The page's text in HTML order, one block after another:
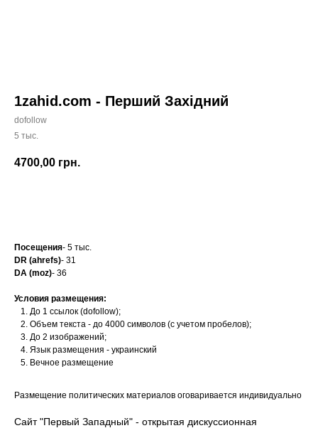
1zahid.com - Перший Західний
dofollow
5 тыс.
4700,00 грн.
Посещения- 5 тыс.
DR (ahrefs)- 31
DA (moz)- 36
Условия размещения:
До 1 ссылок (dofollow);
Объем текста - до 4000 символов (с учетом пробелов);
До 2 изображений;
Язык размещения - украинский
Вечное размещение
Размещение политических материалов оговаривается индивидуально
Сайт "Первый Западный" - открытая дискуссионная